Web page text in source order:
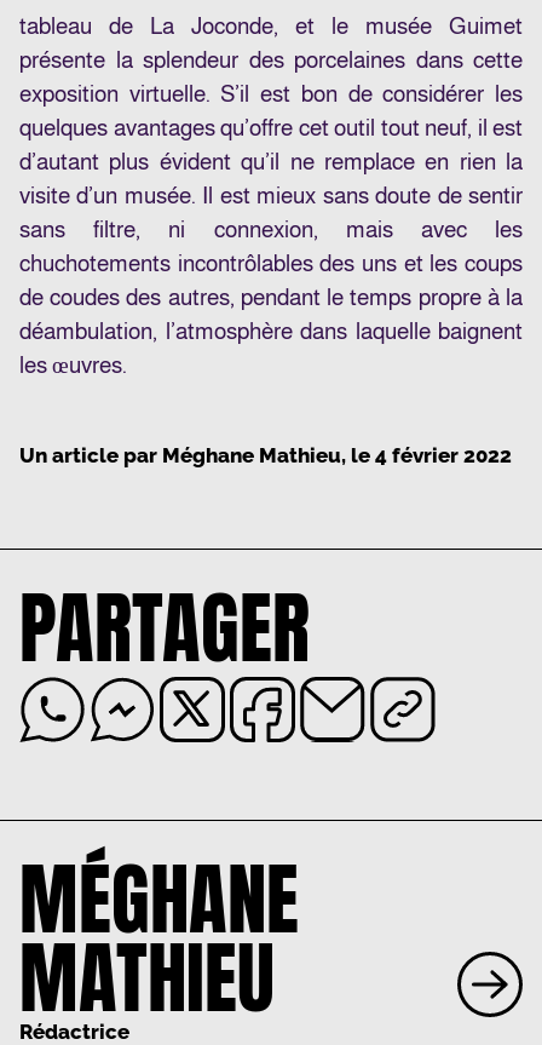
tableau de La Joconde, et le musée Guimet
présente la splendeur des porcelaines dans cette
exposition virtuelle. S’il est bon de considérer les
quelques avantages qu’offre cet outil tout neuf, il est
d’autant plus évident qu’il ne remplace en rien la
visite d’un musée. Il est mieux sans doute de sentir
sans filtre, ni connexion, mais avec les
chuchotements incontrôlables des uns et les coups
de coudes des autres, pendant le temps propre à la
déambulation, l’atmosphère dans laquelle baignent
les œuvres.
Un article par Méghane Mathieu, le 4 février 2022
PARTAGER
MÉGHANE
MATHIEU
Rédactrice